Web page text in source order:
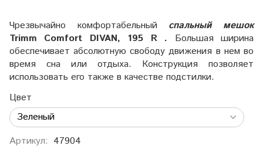
Чрезвычайно комфортабельный спальный мешок
Trimm Comfort DIVAN, 195 R . Большая ширина
обеспечивает абсолютную свободу движения в нем во
время сна или отдыха. Конструкция позволяет
использовать его также в качестве подстилки.
Цвет
Артикул: 47904